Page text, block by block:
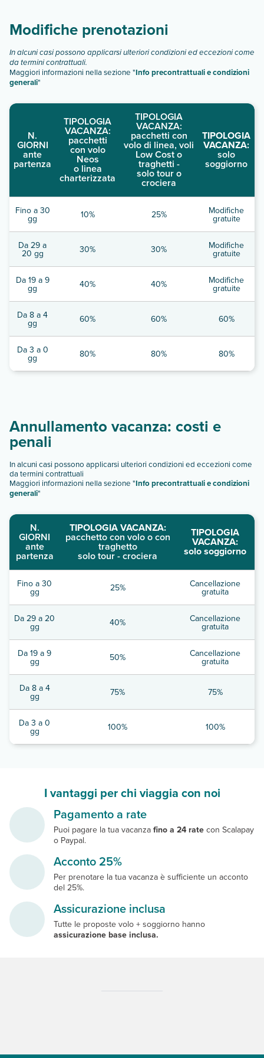
quadrilocali 7 letti
appartamento 9 persone
Scopri tutti i dettagli nel paragrafo dedicato "
descrizione".
Modifiche prenotazioni
In alcuni casi possono applicarsi ulteriori condizioni ed eccezioni come
da termini contrattuali.
Maggiori informazioni nella sezione "Info precontrattuali e condizioni
generali"
N.
GIORNI
ante
partenza
TIPOLOGIA
VACANZA:
pacchetti
con volo
Neos
o linea
charterizzata
TIPOLOGIA
VACANZA:
pacchetti con
volo di linea, voli
Low Cost o
traghetti -
solo tour o
crociera
TIPOLOGIA
VACANZA:
solo
soggiorno
Fino a 30
gg 10% 25% Modifiche
gratuite
Da 29 a
20 gg 30% 30% Modifiche
gratuite
Da 19 a 9
gg 40% 40% Modifiche
gratuite
Da 8 a 4
gg 60% 60% 60%
Da 3 a 0
gg 80% 80% 80%
Annullamento vacanza: costi e
penali
In alcuni casi possono applicarsi ulteriori condizioni ed eccezioni come
da termini contrattuali
Maggiori informazioni nella sezione "Info precontrattuali e condizioni
generali"
N.
GIORNI
ante
partenza
TIPOLOGIA VACANZA:
pacchetto con volo o con
traghetto
solo tour - crociera
TIPOLOGIA
VACANZA:
solo soggiorno
Fino a 30
gg 25% Cancellazione
gratuita
Da 29 a 20
gg 40% Cancellazione
gratuita
Da 19 a 9
gg 50% Cancellazione
gratuita
Da 8 a 4
gg 75% 75%
Da 3 a 0
gg 100% 100%
I vantaggi per chi viaggia con noi
Pagamento a rate
Puoi pagare la tua vacanza fino a 24 rate con Scalapay
o Paypal.
Acconto 25%
Per prenotare la tua vacanza è sufficiente un acconto
del 25%.
Assicurazione inclusa
Tutte le proposte volo + soggiorno hanno
assicurazione base inclusa.